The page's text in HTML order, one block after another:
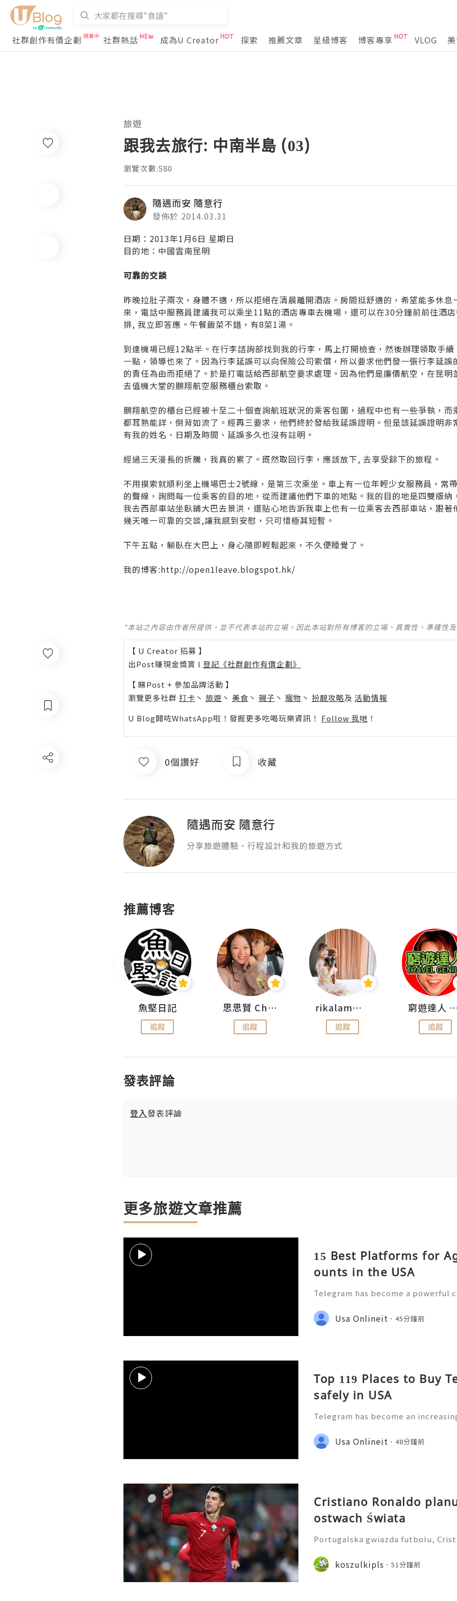
社群創作有價企劃 社群熱話 成為U Creator 探索 推薦文章 星級博客 博客專享 VLOG
旅遊
跟我去旅行: 中南半島 (03)
瀏覽次數:580
隨遇而安 隨意行
發佈於 2014.03.31
日期：2013年1月6日 星期日
目的地：中國雲南昆明
可靠的交談
昨晚拉肚子兩次，身體不適，所以拒絕在清晨離開酒店。房間挺舒適的，希望能多休
來，電話中服務員建議我可以乘坐11點的酒店專車去機場，還可以在30分鐘前前往酒
排, 我立即答應。午餐飯菜不錯，有8菜1湯。
到達機場已經12點半。在行李諮詢部找到我的行李，馬上打開檢查，然後辦理領取手
一點，領導也來了。因為行李延誤可以向保險公司索償，所以要求他們發一張行李延
的責任為由而拒絕了。於是打電話給西部航空要求處理。因為他們是廉價航空，在昆
去值機大堂的鵬翔航空服務櫃台索取。
鵬翔航空的櫃台已經被十至二十個查詢航班狀況的乘客包圍，過程中也有一些爭執，
都耳熟能詳，倒背如流了。經再三要求，他們終於發給我延誤證明。但是該延誤證明
有我的姓名、日期及時間、延誤多久也沒有註明。
經過三天漫長的折騰，我真的累了。既然取回行李，應該放下, 去享受餘下的旅程。
不用摸索就順利坐上機場巴士2號線，是第三次乘坐。車上有一位年輕少女服務員，常
的聲線，詢問每一位乘客的目的地，從而建議他們下車的地點。我的目的地是四雙版
我去西部車站坐臥鋪大巴去景洪，還貼心地告訴我車上也有一位乘客去西部車站，跟
幾天唯一可靠的交談,讓我感到安慰，只可惜極其短暫。
下午五點，躺臥在大巴上，身心隨即輕鬆起來，不久便睡覺了。
我的博客:http://open1leave.blogspot.hk/
*本站之內容由作者所提供，並不代表本站的立場。因此本站對所有博客的立場、真實性、準確性
【 U Creator 招募 】
出Post賺現金獎賞 l 登記《社群創作有價企劃》
【 睇Post + 參加品牌活動 】
瀏覽更多社群 打卡 丶 旅遊 丶 美食 丶 親子 丶 寵物 丶 扮靚攻略及 活動情報
U Blog開咗WhatsApp啦！發掘更多吃喝玩樂資訊！ Follow 我哋 ！
0個讚好 收藏
隨遇而安 隨意行
分享旅遊體驗、行程設計和我的旅遊方式
推薦博客
魚堅日記
追蹤
思思賢 ChillMyBabe
追蹤
rikalammm
追蹤
窮遊達人
追蹤
發表評論
登入發表評論
更多旅遊文章推薦
15 Best Platforms for
ounts in the USA
Telegram has become a powerful
s, agencies, and online
States. As more organizations u
Usa Onlineit 45分鐘前
Top 119 Places to Buy
safely in USA
Telegram has become an
tent distribution, and digital
rs, agencies, and marketers
Usa Onlineit 48分鐘前
Cristiano Ronaldo
ostwach Świata
Portugalska gwiazda futbolu,
doniesień o jego wystawnym
oczątku tego miesiąca. W
koszulkipls 51分鐘前